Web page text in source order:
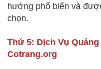
hướng phổ biến và
chọn.
Thứ 5: Dịch Vụ
Cotrang.org